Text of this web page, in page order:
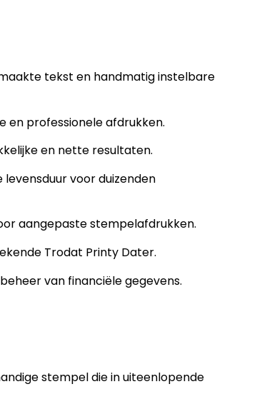
tekst en handmatig instelbare
en professionele afdrukken.
en nette resultaten.
voor duizenden
aangepaste stempelafdrukken.
Trodat Printy Dater.
van financiële gegevens.
stempel die in uiteenlopende